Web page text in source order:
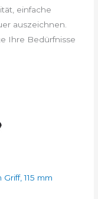
einfache
auszeichnen.
Ihre Bedürfnisse
115 mm